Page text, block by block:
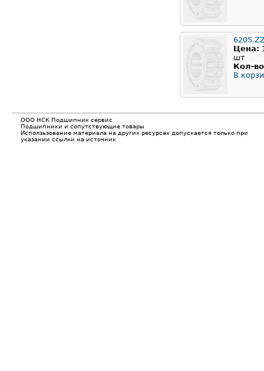
Цена:
шт
Кол-
В
ООО НСК Подшипник сервис
Подшипники и сопутствующие товары
Исползьзование материала на других ресурсах допускается только при
указании ссылки на источник